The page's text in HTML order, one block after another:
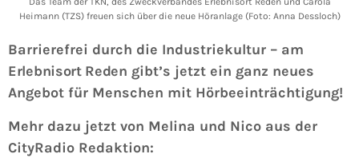
Heimann (TZS) freuen sich über die neue Höranlage (Foto: Anna Dessloch)
Barrierefrei durch die Industriekultur – am
Erlebnisort Reden gibt’s jetzt ein ganz neues
Angebot für Menschen mit Hörbeeinträchtigung!
Mehr dazu jetzt von Melina und Nico aus der
CityRadio Redaktion: